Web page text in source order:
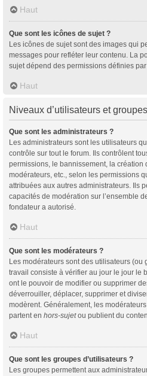
Haut
Que sont les icônes de sujet ?
Les icônes de sujet sont des images qui
messages pour refléter leur contenu. La
sujet dépend des permissions définies par
Haut
Niveaux d’utilisateurs et groupes
Que sont les administrateurs ?
Les administrateurs sont les utilisateurs
contrôle sur tout le forum. Ils contrôlent
permissions, le bannissement, la création
modérateurs, etc., selon les permissions
attribuées aux autres administrateurs. Ils
capacités de modération sur l’ensemble
fondateur a autorisé.
Haut
Que sont les modérateurs ?
Les modérateurs sont des utilisateurs (ou
travail consiste à vérifier au jour le jour le
ont le pouvoir de modifier ou supprimer
déverrouiller, déplacer, supprimer et
modèrent. Généralement, les
partent en hors-sujetou publient du
Haut
Que sont les groupes d’utilisateurs ?
Les groupes permettent aux